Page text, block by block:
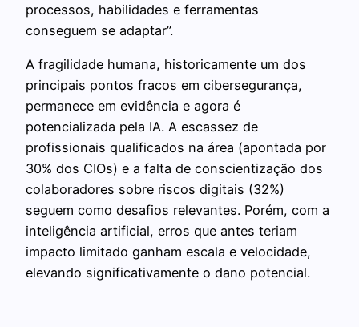
processos, habilidades e ferramentas
conseguem se adaptar”.
A fragilidade humana, historicamente um dos
principais pontos fracos em cibersegurança,
permanece em evidência e agora é
potencializada pela IA. A escassez de
profissionais qualificados na área (apontada por
30% dos CIOs) e a falta de conscientização dos
colaboradores sobre riscos digitais (32%)
seguem como desafios relevantes. Porém, com a
inteligência artificial, erros que antes teriam
impacto limitado ganham escala e velocidade,
elevando significativamente o dano potencial.